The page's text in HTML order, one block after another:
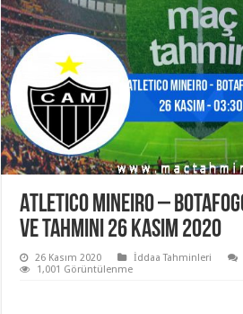
Atletico Mineiro –
ve Tahmini 26 Kasım 2020
26 Kasım 2020 İddaa Tahminleri
1,001 Görüntülenme